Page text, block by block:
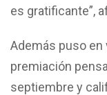
es gratificante”,
Además puso en
premiación
septiembre y